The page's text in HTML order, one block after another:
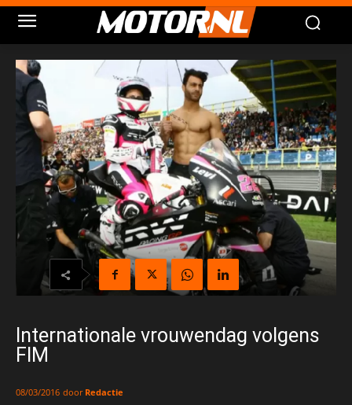
Internationale vrouwendag volgens
FIM
08/03/2016 door Redactie